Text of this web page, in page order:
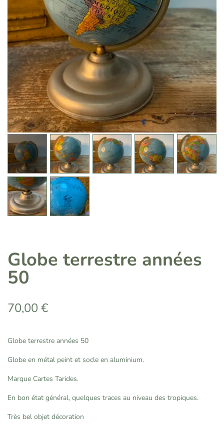
Globe terrestre années
50
70,00 €
Globe terrestre années 50
Globe en métal peint et socle en aluminium.
Marque Cartes Tarides.
En bon état général, quelques traces au niveau des tropiques.
Très bel objet décoration